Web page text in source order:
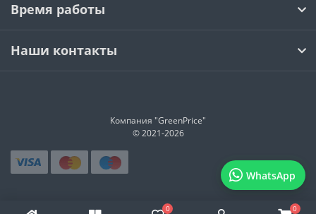
0 0
WhatsApp
Время работы
Наши контакты
Компания "GreenPrice"
© 2021-2026